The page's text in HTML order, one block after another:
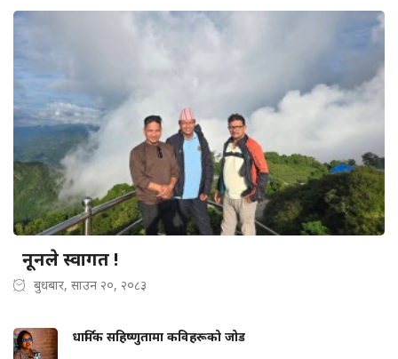
नूनले स्वागत !
बुधबार, साउन २०, २०८३
धार्मिक सहिष्णुतामा कविहरूको जोड